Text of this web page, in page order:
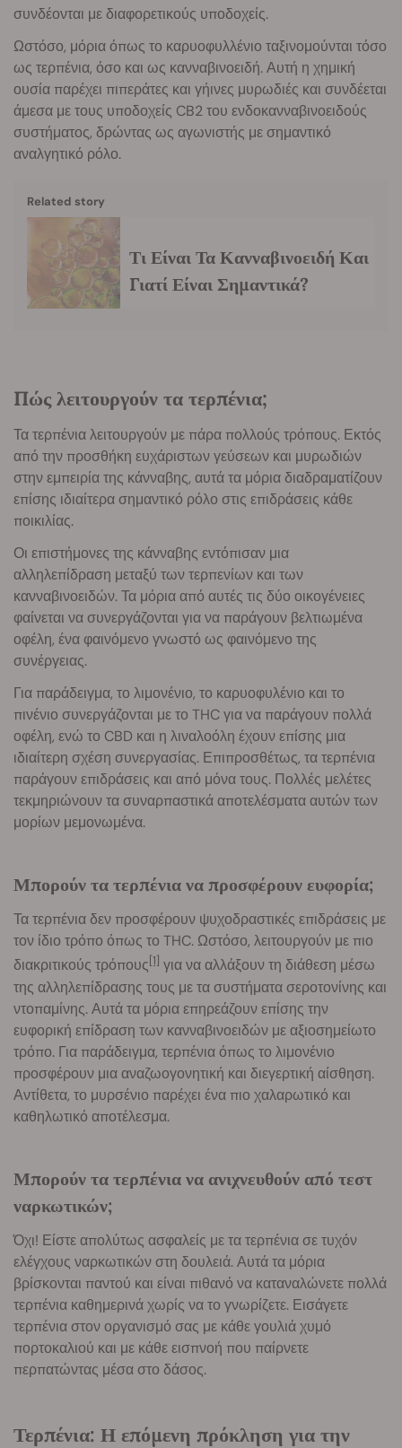
συνδέονται με διαφορετικούς υποδοχείς.
Ωστόσο, μόρια όπως το καρυοφυλλένιο ταξινομούνται τόσο
ως τερπένια, όσο και ως κανναβινοειδή. Αυτή η χημική
ουσία παρέχει πιπεράτες και γήινες μυρωδιές και συνδέεται
άμεσα με τους υποδοχείς CB2 του ενδοκανναβινοειδούς
συστήματος, δρώντας ως αγωνιστής με σημαντικό
αναλγητικό ρόλο.
Related story
Τι Είναι Τα Κανναβινοειδή Και
Γιατί Είναι Σημαντικά?
Πώς λειτουργούν τα τερπένια;
Τα τερπένια λειτουργούν με πάρα πολλούς τρόπους. Εκτός
από την προσθήκη ευχάριστων γεύσεων και μυρωδιών
στην εμπειρία της κάνναβης, αυτά τα μόρια διαδραματίζουν
επίσης ιδιαίτερα σημαντικό ρόλο στις επιδράσεις κάθε
ποικιλίας.
Οι επιστήμονες της κάνναβης εντόπισαν μια
αλληλεπίδραση μεταξύ των τερπενίων και των
κανναβινοειδών. Τα μόρια από αυτές τις δύο οικογένειες
φαίνεται να συνεργάζονται για να παράγουν βελτιωμένα
οφέλη, ένα φαινόμενο γνωστό ως φαινόμενο της
συνέργειας.
Για παράδειγμα, το λιμονένιο, το καρυοφυλένιο και το
πινένιο συνεργάζονται με το THC για να παράγουν πολλά
οφέλη, ενώ το CBD και η λιναλοόλη έχουν επίσης μια
ιδιαίτερη σχέση συνεργασίας. Επιπροσθέτως, τα τερπένια
παράγουν επιδράσεις και από μόνα τους. Πολλές μελέτες
τεκμηριώνουν τα συναρπαστικά αποτελέσματα αυτών των
μορίων μεμονωμένα.
Μπορούν τα τερπένια να προσφέρουν ευφορία;
Τα τερπένια δεν προσφέρουν ψυχοδραστικές επιδράσεις με
τον ίδιο τρόπο όπως το THC. Ωστόσο, λειτουργούν με πιο
διακριτικούς τρόπους[1] για να αλλάξουν τη διάθεση μέσω
της αλληλεπίδρασης τους με τα συστήματα σεροτονίνης και
ντοπαμίνης. Αυτά τα μόρια επηρεάζουν επίσης την
ευφορική επίδραση των κανναβινοειδών με αξιοσημείωτο
τρόπο. Για παράδειγμα, τερπένια όπως το λιμονένιο
προσφέρουν μια αναζωογονητική και διεγερτική αίσθηση.
Αντίθετα, το μυρσένιο παρέχει ένα πιο χαλαρωτικό και
καθηλωτικό αποτέλεσμα.
Μπορούν τα τερπένια να ανιχνευθούν από τεστ
ναρκωτικών;
Όχι! Είστε απολύτως ασφαλείς με τα τερπένια σε τυχόν
ελέγχους ναρκωτικών στη δουλειά. Αυτά τα μόρια
βρίσκονται παντού και είναι πιθανό να καταναλώνετε πολλά
τερπένια καθημερινά χωρίς να το γνωρίζετε. Εισάγετε
τερπένια στον οργανισμό σας με κάθε γουλιά χυμό
πορτοκαλιού και με κάθε εισπνοή που παίρνετε
περπατώντας μέσα στο δάσος.
Τερπένια: Η επόμενη πρόκληση για την